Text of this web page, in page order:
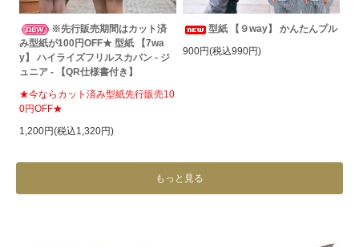
※先行販売期間はカット済
み型紙が100円OFF★ 型紙 【7wa
y】 ハイライズフリルスカパン - ジ
ュニア - 【QR仕様書付き】
★今ならカット済み型紙先行販売10
0円OFF★
1,200円(税込1,320円)
型紙 【９way】 かんたんプル
900円(税込990円)
もっと見る